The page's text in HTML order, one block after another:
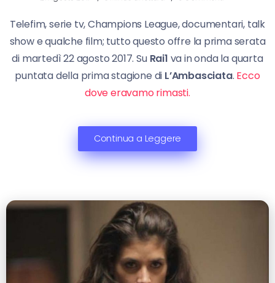
Telefim, serie tv, Champions League, documentari, talk
show e qualche film; tutto questo offre la prima serata
di martedì 22 agosto 2017. Su Rai1 va in onda la quarta
puntata della prima stagione di L’Ambasciata. Ecco
dove eravamo rimasti.
Continua a Leggere